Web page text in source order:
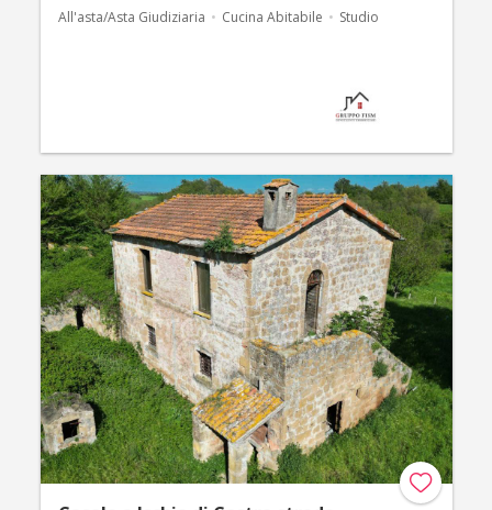
All'asta/Asta Giudiziaria Cucina Abitabile Studio